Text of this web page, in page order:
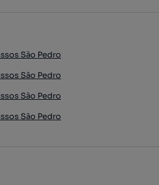
São Pedro
São Pedro
São Pedro
São Pedro